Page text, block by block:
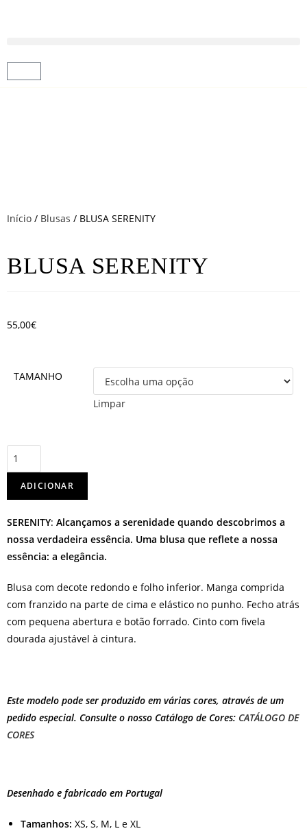
Início / Blusas / BLUSA SERENITY
BLUSA SERENITY
55,00€
TAMANHO
Limpar
ADICIONAR
SERENITY: Alcançamos a serenidade quando descobrimos a
nossa verdadeira essência. Uma blusa que reflete a nossa
essência: a elegância.
Blusa com decote redondo e folho inferior. Manga comprida
com franzido na parte de cima e elástico no punho. Fecho atrás
com pequena abertura e botão forrado. Cinto com fivela
dourada ajustável à cintura.
Este modelo pode ser produzido em várias cores, através de um
pedido especial. Consulte o nosso Catálogo de Cores: CATÁLOGO DE
CORES
Desenhado e fabricado em Portugal
Tamanhos: XS, S, M, L e XL